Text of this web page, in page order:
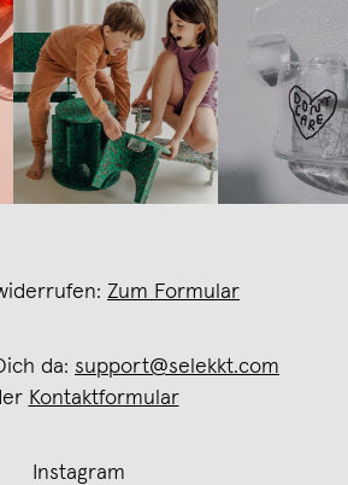
Zum Formular
da: support@selekkt.com
Kontaktformular
Instagram